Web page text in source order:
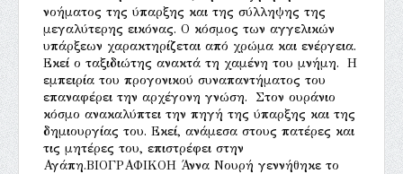
νοήματος της ύπαρξης και της σύλληψης της
μεγαλύτερης εικόνας. Ο κόσμος των αγγελικών
υπάρξεων χαρακτηρίζεται από χρώμα και ενέργεια.
Εκεί ο ταξιδιώτης ανακτά τη χαμένη του μνήμη. Η
εμπειρία του προγονικού συναπαντήματος του
επαναφέρει την αρχέγονη γνώση. Στον ουράνιο
κόσμο ανακαλύπτει την πηγή της ύπαρξης και της
δημιουργίας του. Εκεί, ανάμεσα στους πατέρες και
τις μητέρες του, επιστρέφει στην
Αγάπη.ΒΙΟΓΡΑΦΙΚΟΗ Άννα Νουρή γεννήθηκε το